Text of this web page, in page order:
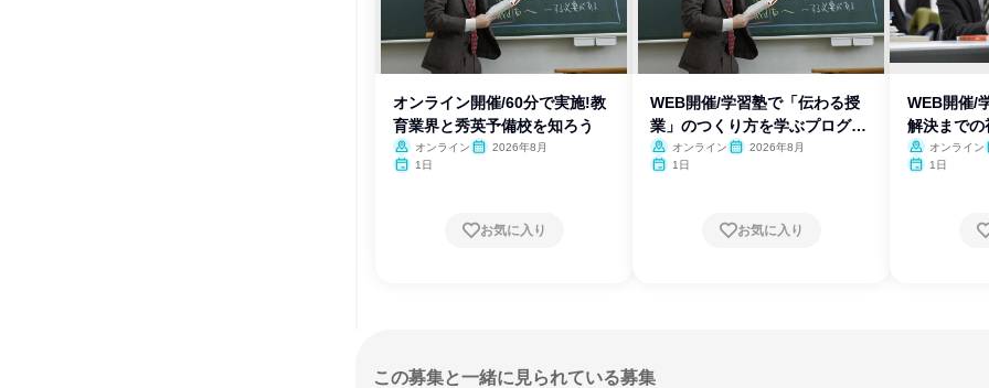
オンライン開催/60分で実施!教
育業界と秀英予備校を知ろう
オンライン
2026年8月
1日
お気に入り
WEB開催/学習塾で「伝わる授
業」のつくり方を学ぶプログラ
ム
オンライン
2026年8月
1日
お気に入り
WEB開催/
解決までの
ム
オンライン
1日
この募集と一緒に見られている募集